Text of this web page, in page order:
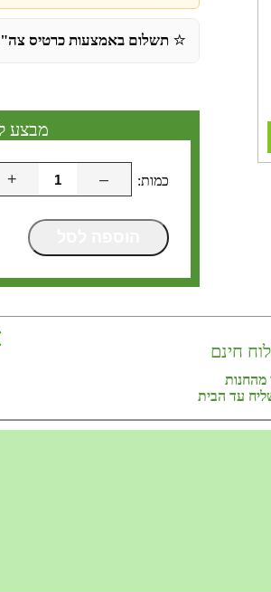
⭐ תשלום באמצעות כרטיס
מבצע
–
+
חינם
מהחנות
עד הבית